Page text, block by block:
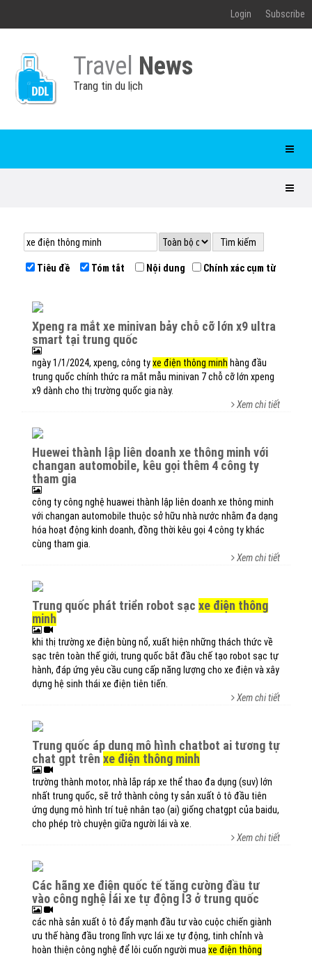
Login Subscribe
Travel News
Trang tin du lịch
Tiêu đề Tóm tắt Nội dung Chính xác cụm từ
xpeng ra mắt xe minivan bảy chỗ cỡ lớn x9 ultra
smart tại trung quốc
ngày 1/1/2024, xpeng, công tyxe điện thông minh hàng đầu
trung quốc chính thức ra mắt mẫu minivan 7 chỗ cỡ lớn xpeng
x9 dành cho thị trường quốc gia này.
Xem chi tiết
huewei thành lập liên doanh xe thông minh với
changan automobile, kêu gọi thêm 4 công ty
tham gia
công ty công nghệ huawei thành lập liên doanh xe thông minh
với changan automobile thuộc sở hữu nhà nước nhằm đa dạng
hóa hoạt động kinh doanh, đồng thời kêu gọi 4 công ty khác
cùng tham gia.
Xem chi tiết
trung quốc phát triển robot sạc xe điện thông
minh
khi thị trường xe điện bùng nổ, xuất hiện những thách thức về
sạc trên toàn thế giới, trung quốc bắt đầu chế tạo robot sạc tự
hành, đáp ứng yêu cầu cung cấp năng lượng cho xe điện và xây
dựng hệ sinh thái xe điện tiên tiến.
Xem chi tiết
trung quốc áp dụng mô hình chatbot ai tương tự
chat gpt trên xe điện thông minh
trường thành motor, nhà lắp ráp xe thể thao đa dụng (suv) lớn
nhất trung quốc, sẽ trở thành công ty sản xuất ô tô đầu tiên
ứng dụng mô hình trí tuệ nhân tạo (ai) giống chatgpt của baidu,
cho phép trò chuyện giữa người lái và xe.
Xem chi tiết
các hãng xe điện quốc tế tăng cường đầu tư
vào công nghệ lái xe tự động l3 ở trung quốc
các nhà sản xuất ô tô đẩy mạnh đầu tư vào cuộc chiến giành
ưu thế hàng đầu trong lĩnh vực lái xe tự động, tinh chỉnh và
hoàn thiện công nghệ để lôi cuốn người mua xe điện thông